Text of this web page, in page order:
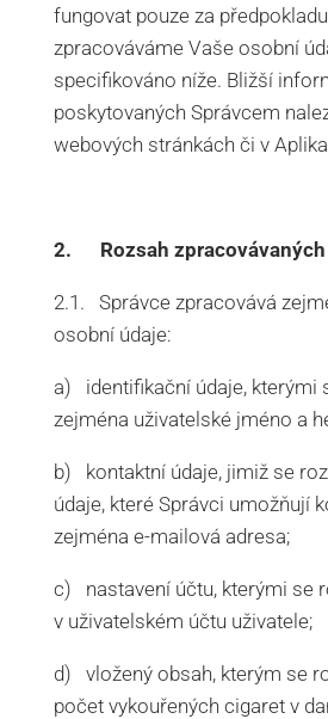
fungovat pouze za
zpracováváme Vaše osobní
specifikováno níže. Bližší
poskytovaných Správcem
webových stránkách či v
2. Rozsah zpracovávaných
2.1. Správce zpracovává
osobní údaje:
a) identifikační údaje, kterými
zejména uživatelské jméno a
b) kontaktní údaje, jimiž se
údaje, které Správci umožňují
zejména e-mailová adresa;
c) nastavení účtu, kterými se
v uživatelském účtu uživatele;
d) vložený obsah, kterým se
počet vykouřených cigaret v